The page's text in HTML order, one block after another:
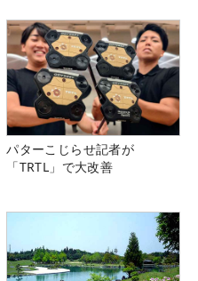
パターこじらせ記者が
「TRTL」で大改善